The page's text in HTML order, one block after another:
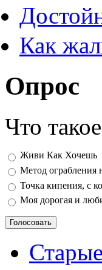
Как
Опрос
Что
Варианты
Живи Как Хочешь
Метод ограбления
Точка кипения, с
Моя дорогая и